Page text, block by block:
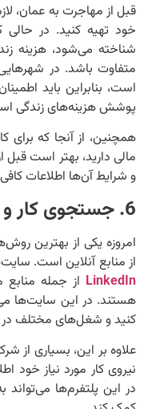
قبل از مهاجرت به عمان،
خود تهیه کنید. در
شناخته می‌شود، هزینه
متفاوت باشد. در
است، بنابراین باید
پوشش هزینه‌های زندگی
همچنین، از آنجا که برای
مالی دارید، بهتر است قبل
و شرایط آن‌ها اطلاعات
6. جستجوی کار و منابع آنلاین
امروزه یکی از بهترین
از منابع آنلاین است.
LinkedIn از جمله
هستند. در این سایت‌ها
کنید و شغل‌های مختلف در
علاوه بر این، بسیاری از
نیروی کار مورد نیاز خود
در این پلتفرم‌ها